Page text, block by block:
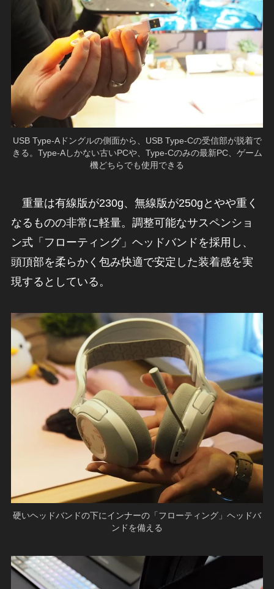
USB Type-Aドングルの側面から、USB Type-Cの受信部が脱着で
きる。Type-Aしかない古いPCや、Type-Cのみの最新PC、ゲーム
機どちらでも使用できる
重量は有線版が230g、無線版が250gとやや重く
なるものの非常に軽量。調整可能なサスペンショ
ン式「フローティング」ヘッドバンドを採用し、
頭頂部を柔らかく包み快適で安定した装着感を実
現するとしている。
硬いヘッドバンドの下にインナーの「フローティング」ヘッドバ
ンドを備える